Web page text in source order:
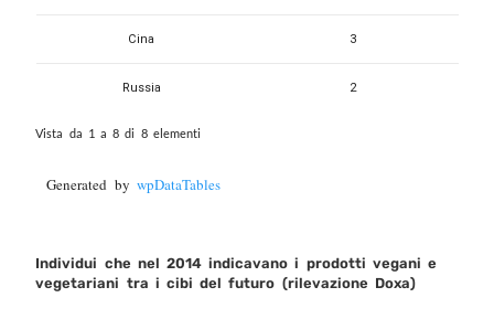
Cina 3
Russia 2
Vista da 1 a 8 di 8 elementi
Generated by wpDataTables
Individui che nel 2014 indicavano i prodotti vegani e
vegetariani tra i cibi del futuro (rilevazione Doxa)